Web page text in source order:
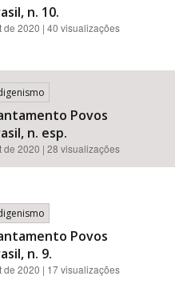
n. 10.
de 2020 | 40 visualizações
Povos
n. esp.
de 2020 | 28 visualizações
Povos
n. 9.
de 2020 | 17 visualizações